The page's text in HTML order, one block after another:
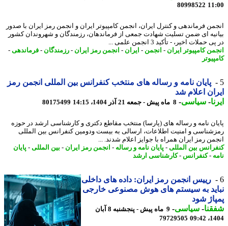
80998522
فرماندهی و کنترل ایران، انجمن کامپیوتر ایران و انجمن رمز ایران با صدور
ای ضمن تسلیت شهادت جمعی از فرماندهان، رزمندگان و شهروندان کشور
حملات اخیر، - تأکید 3 انجمن علمی ...
کامپیوتر ایران - انجمن-ایران - انجمن رمز ایران - رزمندگان-فرماندهی-
پایان نامه و رساله های منتخب کنفرانس بین المللی انجمن رمز
اعلام شد
-سیاسی-8 ماه پیش - جمعه 21 آذر 1404، 14:15 80175499
نامه و رساله های (پارسا) منتخب مقاطع دکتری و کارشناسی ارشد در حوزه
و امنیت اطلاعات، ارسالی به بیست ودومین کنفرانس بین المللی
رمز ایران همراه با جوایز اعلام شدند. ...
بین المللی-پایان نامه و رساله-انجمن رمز ایران - بین المللی-پایان
-کنفرانس -کارشناسی ارشد
رییس انجمن رمز ایران: داده های داخلی
به سیستم های هوش مصنوعی خارجی
شود
-سیاسی-
9 ماه پیش - پنجشنبه 8 آبان
79729505